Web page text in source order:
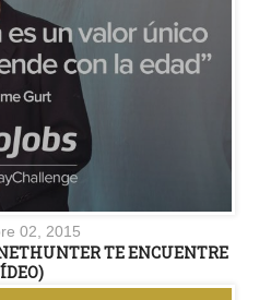
02, 2015
TE ENCUENTRE